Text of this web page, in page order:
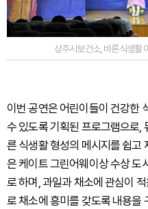
상주시보건소, 바른식생활
이번 공연은 어린이들이 건강한
수 있도록 기획된 프로그램으로,
른 식생활 형성의 메시지를 쉽고
은 케이트 그린어웨이상 수상 도
로 하며, 과일과 채소에 관심이
로 채소에 흥미를 갖도록 내용을